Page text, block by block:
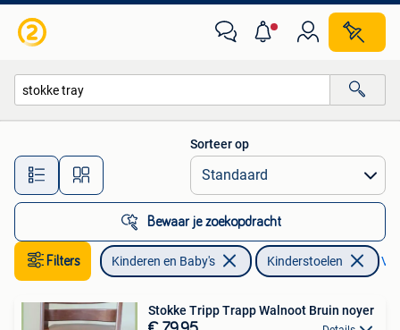
Alle afstanden…
Sorteer op
Bewaar je zoekopdracht
Filters Kinderen en Baby's Kinderstoelen
Stokke Tripp Trapp Walnoot Bruin noyer